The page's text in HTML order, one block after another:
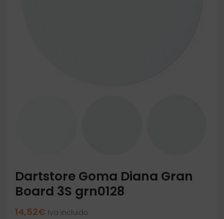
Dartstore Goma Diana Gran
Board 3S grn0128
14,52€ Iva incluido